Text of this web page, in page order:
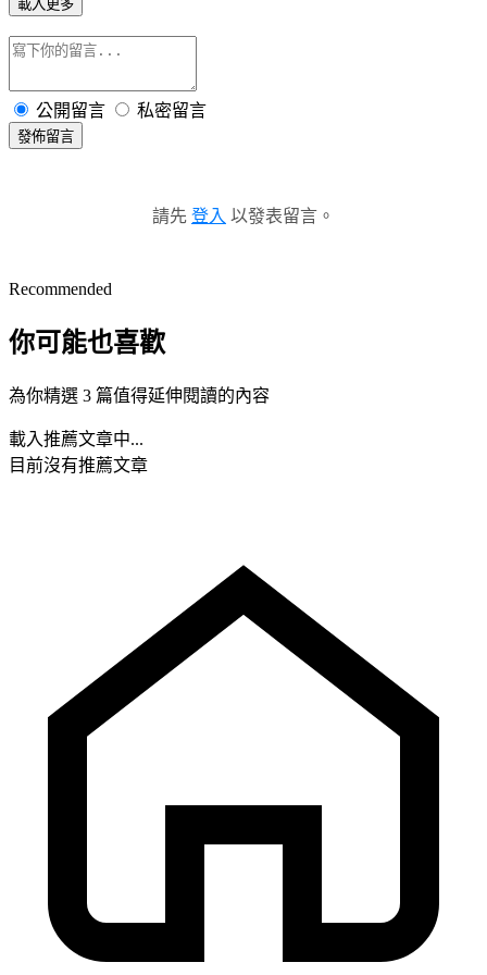
載入更多
公開留言 私密留言
發佈留言
請先 登入 以發表留言。
Recommended
你可能也喜歡
為你精選 3 篇值得延伸閱讀的內容
載入推薦文章中...
目前沒有推薦文章